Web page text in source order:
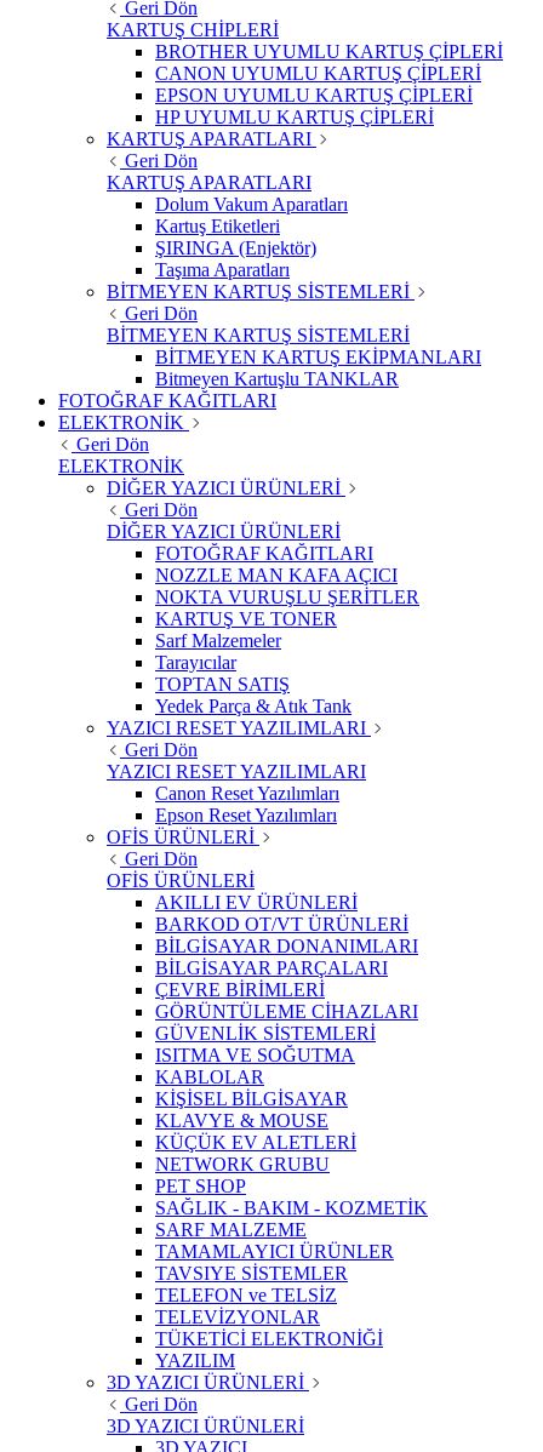
Geri Dön
KARTUŞ CHİPLERİ
BROTHER UYUMLU KARTUŞ ÇİPLERİ
CANON UYUMLU KARTUŞ ÇİPLERİ
EPSON UYUMLU KARTUŞ ÇİPLERİ
HP UYUMLU KARTUŞ ÇİPLERİ
KARTUŞ APARATLARI
Geri Dön
KARTUŞ APARATLARI
Dolum Vakum Aparatları
Kartuş Etiketleri
ŞIRINGA (Enjektör)
Taşıma Aparatları
BİTMEYEN KARTUŞ SİSTEMLERİ
Geri Dön
BİTMEYEN KARTUŞ SİSTEMLERİ
BİTMEYEN KARTUŞ EKİPMANLARI
Bitmeyen Kartuşlu TANKLAR
FOTOĞRAF KAĞITLARI
ELEKTRONİK
Geri Dön
ELEKTRONİK
DİĞER YAZICI ÜRÜNLERİ
Geri Dön
DİĞER YAZICI ÜRÜNLERİ
FOTOĞRAF KAĞITLARI
NOZZLE MAN KAFA AÇICI
NOKTA VURUŞLU ŞERİTLER
KARTUŞ VE TONER
Sarf Malzemeler
Tarayıcılar
TOPTAN SATIŞ
Yedek Parça & Atık Tank
YAZICI RESET YAZILIMLARI
Geri Dön
YAZICI RESET YAZILIMLARI
Canon Reset Yazılımları
Epson Reset Yazılımları
OFİS ÜRÜNLERİ
Geri Dön
OFİS ÜRÜNLERİ
AKILLI EV ÜRÜNLERİ
BARKOD OT/VT ÜRÜNLERİ
BİLGİSAYAR DONANIMLARI
BİLGİSAYAR PARÇALARI
ÇEVRE BİRİMLERİ
GÖRÜNTÜLEME CİHAZLARI
GÜVENLİK SİSTEMLERİ
ISITMA VE SOĞUTMA
KABLOLAR
KİŞİSEL BİLGİSAYAR
KLAVYE & MOUSE
KÜÇÜK EV ALETLERİ
NETWORK GRUBU
PET SHOP
SAĞLIK - BAKIM - KOZMETİK
SARF MALZEME
TAMAMLAYICI ÜRÜNLER
TAVSIYE SİSTEMLER
TELEFON ve TELSİZ
TELEVİZYONLAR
TÜKETİCİ ELEKTRONİĞİ
YAZILIM
3D YAZICI ÜRÜNLERİ
Geri Dön
3D YAZICI ÜRÜNLERİ
3D YAZICI